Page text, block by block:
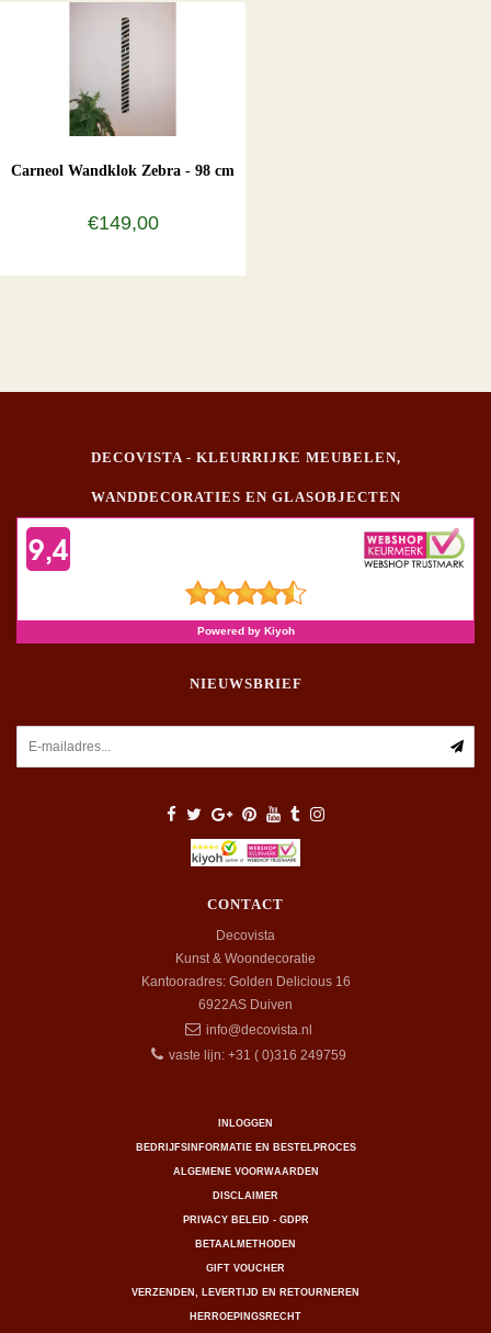
Carneol Wandklok Zebra - 98 cm
€149,00
DECOVISTA - KLEURRIJKE MEUBELEN,
WANDDECORATIES EN GLASOBJECTEN
NIEUWSBRIEF
CONTACT
Decovista
Kunst & Woondecoratie
Kantooradres: Golden Delicious 16
6922AS Duiven
info@decovista.nl
vaste lijn: +31 ( 0)316 249759
INLOGGEN
BEDRIJFSINFORMATIE EN BESTELPROCES
ALGEMENE VOORWAARDEN
DISCLAIMER
PRIVACY BELEID - GDPR
BETAALMETHODEN
GIFT VOUCHER
VERZENDEN, LEVERTIJD EN RETOURNEREN
HERROEPINGSRECHT